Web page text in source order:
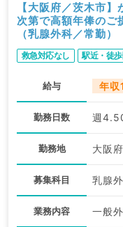
【大阪府／茨木市
次第で高額年俸のご
（乳腺外科／常勤）
救急対応なし 駅近・徒
給与 年
勤務日数 週
勤務地 大阪
募集科目 乳腺
業務内容 一般